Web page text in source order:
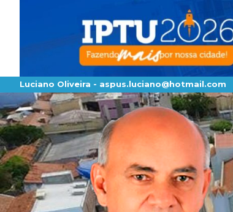
Luciano Oliveira - aspus.luciano@hotmail.com